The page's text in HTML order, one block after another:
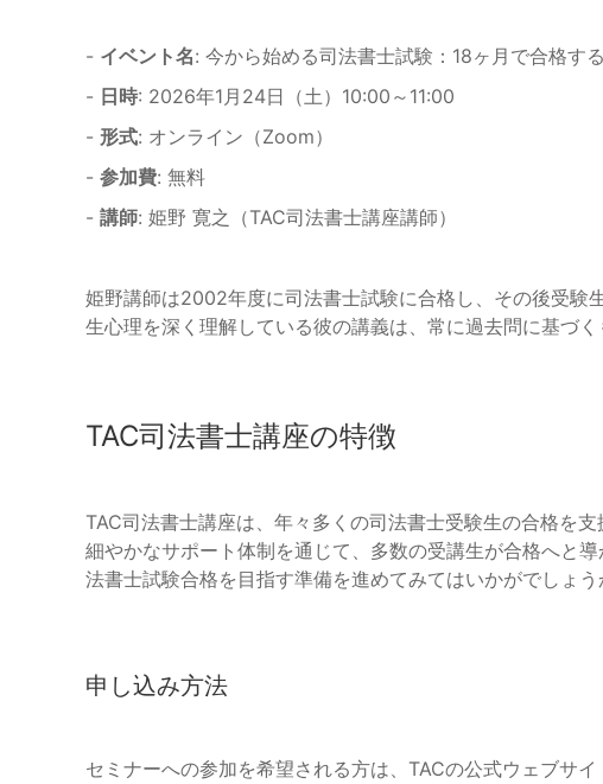
- イベント名: 今から始める司法書士試験：18ヶ月で合格す
- 日時: 2026年1月24日（土）10:00～11:00
- 形式: オンライン（Zoom）
- 参加費: 無料
- 講師: 姫野 寛之（TAC司法書士講座講師）
姫野講師は2002年度に司法書士試験に合格し、その後受験
生心理を深く理解している彼の講義は、常に過去問に基づ
TAC司法書士講座の特徴
TAC司法書士講座は、年々多くの司法書士受験生の合格を
細やかなサポート体制を通じて、多数の受講生が合格へと
法書士試験合格を目指す準備を進めてみてはいかがでしょう
申し込み方法
セミナーへの参加を希望される方は、TACの公式ウェブサ